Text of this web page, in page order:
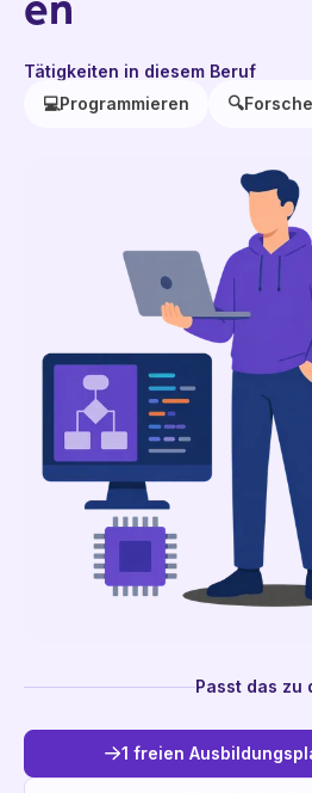
Tätigkeiten in diesem Beruf
💻Programmieren 🔍
Passt das zu
1 freien